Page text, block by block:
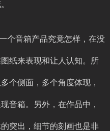
音箱产品究竟怎样，在没
纸来表现和让人认知。所
个侧面，多个角度体现，
音箱。另外，在作品中，
突出，细节的刻画也是非